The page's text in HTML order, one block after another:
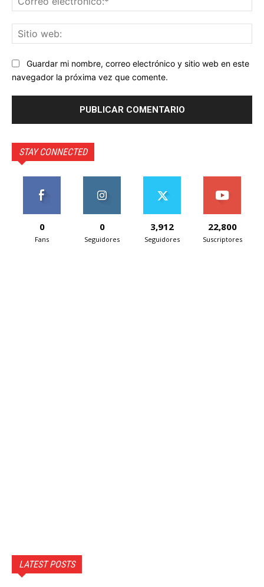
Guardar mi nombre, correo electrónico y sitio web en este
navegador la próxima vez que comente.
STAY CONNECTED
0
Fans
0
Seguidores
3,912
Seguidores
22,800
Suscriptores
LATEST POSTS